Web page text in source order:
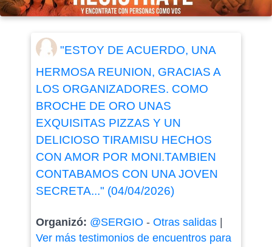
"ESTOY DE ACUERDO, UNA
HERMOSA REUNION, GRACIAS A
LOS ORGANIZADORES. COMO
BROCHE DE ORO UNAS
EXQUISITAS PIZZAS Y UN
DELICIOSO TIRAMISU HECHOS
CON AMOR POR MONI.TAMBIEN
CONTABAMOS CON UNA JOVEN
SECRETA..." (04/04/2026)
Organizó: @SERGIO - Otras salidas|
Ver más testimonios de encuentros para